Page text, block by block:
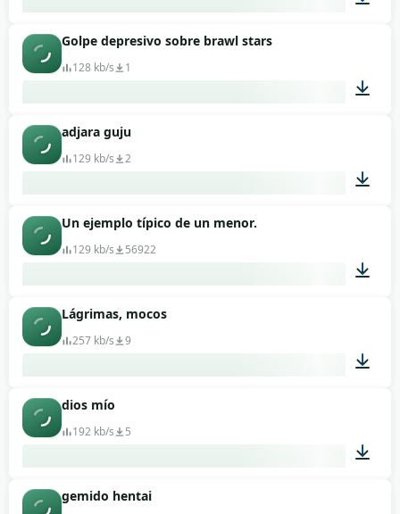
Golpe depresivo sobre brawl stars
128 kb/s 1
adjara guju
129 kb/s 2
Un ejemplo típico de un menor.
129 kb/s 56922
Lágrimas, mocos
257 kb/s 9
dios mío
192 kb/s 5
gemido hentai